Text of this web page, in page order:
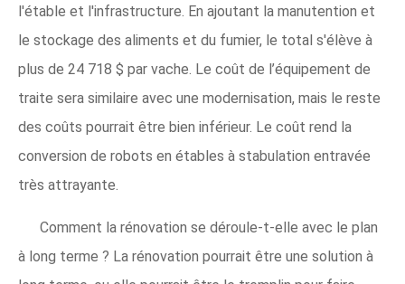
l'étable et l'infrastructure. En ajoutant la manutention et
le stockage des aliments et du fumier, le total s'élève à
plus de 24 718 $ par vache. Le coût de l’équipement de
traite sera similaire avec une modernisation, mais le reste
des coûts pourrait être bien inférieur. Le coût rend la
conversion de robots en étables à stabulation entravée
très attrayante.
Comment la rénovation se déroule-t-elle avec le plan
à long terme ? La rénovation pourrait être une solution à